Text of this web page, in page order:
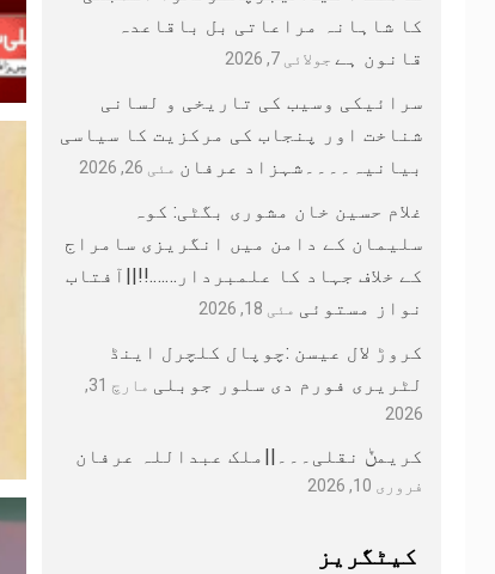
کا شاہانہ مراعاتی بل باقاعدہ
قانون ہے جولائی 7, 2026
سرائیکی وسیب کی تاریخی و لسانی
شناخت اور پنجاب کی مرکزیت کا سیاسی
بیانیہ۔۔۔۔شہزاد عرفان مئی 26, 2026
غلام حسین خان مشوری بگٹی: کوہ
سلیمان کے دامن میں انگریزی سامراج
کے خلاف جہاد کا علمبردار…….!!||آفتاب
نواز مستوئی مئی 18, 2026
کروڑ لال عیسن :چوپال کلچرل اینڈ
لٹریری فورم دی سلور جوبلی
مارچ 31,
2026
کریمݨ نقلی۔۔۔||ملک عبداللہ عرفان
فروری 10, 2026
کیٹگریز